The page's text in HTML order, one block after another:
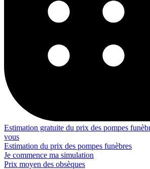
Estimation gratuite du prix des pompes
vous
Estimation du prix des pompes funèbres
Je commence ma simulation
Prix moyen des obsèques